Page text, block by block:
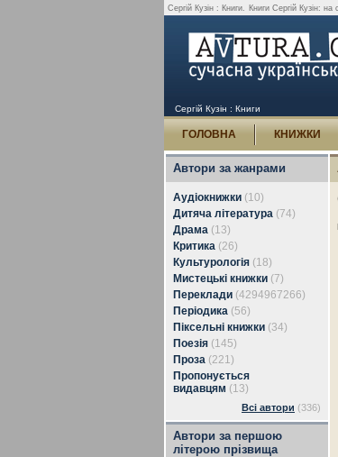
Сергій Кузін : Книги. Книги Сергій Кузін: на
Сергій Кузін : Книги
ГОЛОВНА КНИЖКИ
Автори за жанрами
Аудіокнижки (10)
Дитяча література (74)
Драма (13)
Критика (26)
Культурологія (18)
Мистецькі книжки (7)
Переклади (4294967266)
Періодика (56)
Піксельні книжки (34)
Поезія (145)
Проза (221)
Пропонується
видавцям (13)
Всі автори (336)
Автори за першою
літерою прізвища